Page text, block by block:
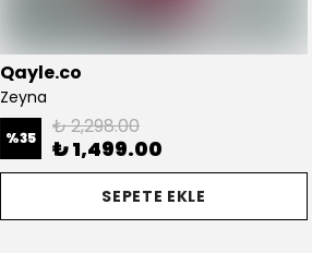
Qayle.co
Zeyna
%35 ₺ 2,298.00
₺ 1,499.00
SEPETE EKLE